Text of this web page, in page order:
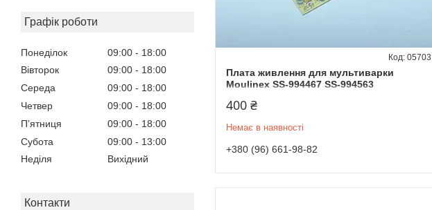
Графік роботи
Понеділок 09:00
18:00
Вівторок
09:00
18:00
Середа
09:00
18:00
Четвер
09:00
18:00
Пʼятниця
09:00
18:00
Субота
09:00
13:00
Неділя
Вихідний
Контакти
Плата живлення для мультиварки
Moulinex SS-994467 SS-994563
05703
400 ₴
Немає в наявності
+380 (96) 661-98-82